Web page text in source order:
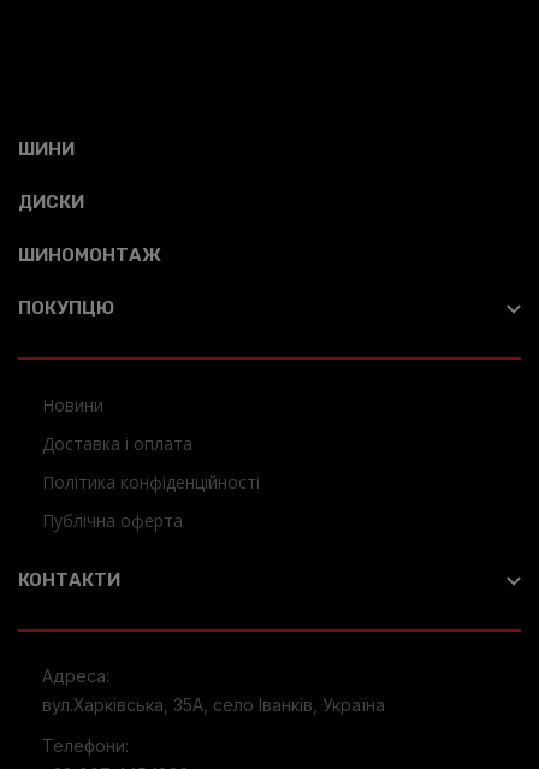
КОНТАКТИ
Адреса:
вул.Харківська, 35А, село Іванків, Україна
Телефони:
ШИНИ
ДИСКИ
ШИНОМОНТАЖ
ПОКУПЦЮ
Новини
Доставка і оплата
Політика конфіденційності
Публічна оферта